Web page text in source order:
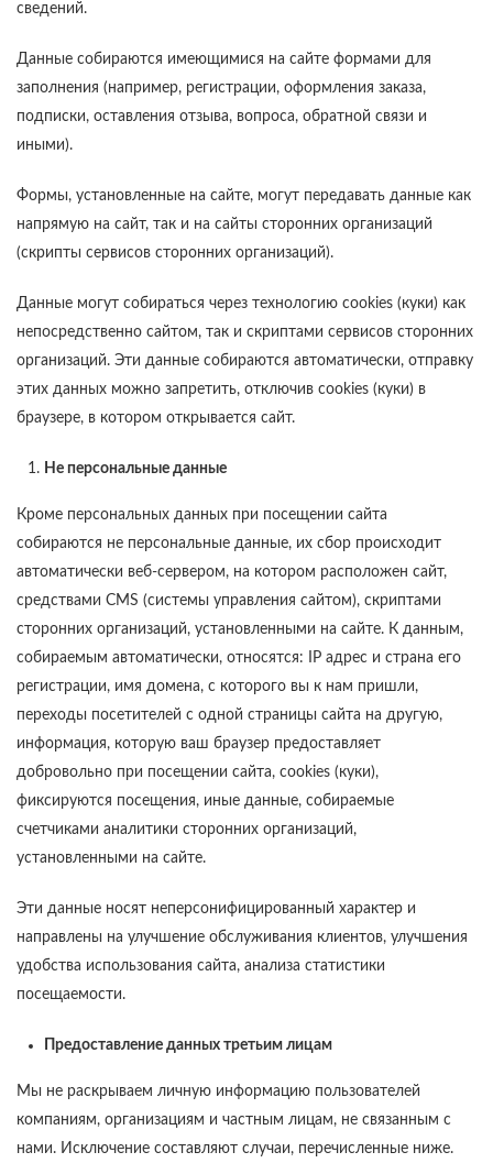
сведений.
Данные собираются имеющимися на сайте формами для
заполнения (например, регистрации, оформления заказа,
подписки, оставления отзыва, вопроса, обратной связи и
иными).
Формы, установленные на сайте, могут передавать данные как
напрямую на сайт, так и на сайты сторонних организаций
(скрипты сервисов сторонних организаций).
Данные могут собираться через технологию cookies (куки) как
непосредственно сайтом, так и скриптами сервисов сторонних
организаций. Эти данные собираются автоматически, отправку
этих данных можно запретить, отключив cookies (куки) в
браузере, в котором открывается сайт.
Не персональные данные
Кроме персональных данных при посещении сайта
собираются не персональные данные, их сбор происходит
автоматически веб-сервером, на котором расположен сайт,
средствами CMS (системы управления сайтом), скриптами
сторонних организаций, установленными на сайте. К данным,
собираемым автоматически, относятся: IP адрес и страна его
регистрации, имя домена, с которого вы к нам пришли,
переходы посетителей с одной страницы сайта на другую,
информация, которую ваш браузер предоставляет
добровольно при посещении сайта, cookies (куки),
фиксируются посещения, иные данные, собираемые
счетчиками аналитики сторонних организаций,
установленными на сайте.
Эти данные носят неперсонифицированный характер и
направлены на улучшение обслуживания клиентов, улучшения
удобства использования сайта, анализа статистики
посещаемости.
Предоставление данных третьим лицам
Мы не раскрываем личную информацию пользователей
компаниям, организациям и частным лицам, не связанным с
нами. Исключение составляют случаи, перечисленные ниже.